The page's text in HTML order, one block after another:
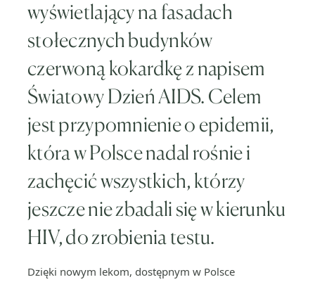
wyświetlający na fasadach
stołecznych budynków
czerwoną kokardkę z napisem
Światowy Dzień AIDS. Celem
jest przypomnienie o epidemii,
która w Polsce nadal rośnie i
zachęcić wszystkich, którzy
jeszcze nie zbadali się w kierunku
HIV, do zrobienia testu.
Dzięki nowym lekom, dostępnym w Polsce